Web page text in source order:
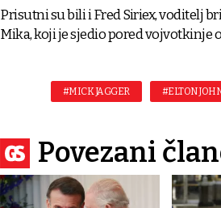
Prisutni su bili i Fred Siriex, voditelj
Mika, koji je sjedio pored vojvotkinje
#MICK JAGGER #ELTON JOHN
Povezani